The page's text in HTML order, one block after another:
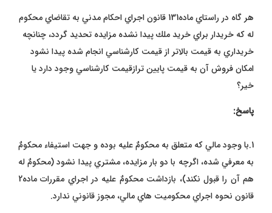
هر گاه در راستاي ماده131 قانون اجراي احكام مدني به تقاضاي محكوم
له كه خريدار براي خريد ملك پيدا نشده مزايده تحديد گردد، چنانچه
خريداري به قيمت بالاتر از قيمت كارشناسي انجام شده پيدا نشود
امكان فروش آن به قيمت پايين ترازقيمت كارشناسي وجود دارد يا
خير؟
پاسخ:
1.با وجود مالي كه متعلق به محكومٌ عليه بوده و جهت استيفاء محكومٌ
به معرفي شده، اگرچه با دو بار مزايده، مشتري پيدا نشود (محكومٌ له
هم آن­ را قبول نكند)، بازداشت محكومٌ عليه در اجراي مقررات ماده2
قانون نحوه اجراي محكوميت هاي مالي، مجوز قانوني ندارد.